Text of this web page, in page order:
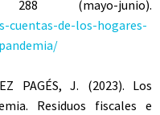
(mayo-junio).
cuentas-de-los-hogares-
PAGÉS, J. (2023). Los
Residuos fiscales e